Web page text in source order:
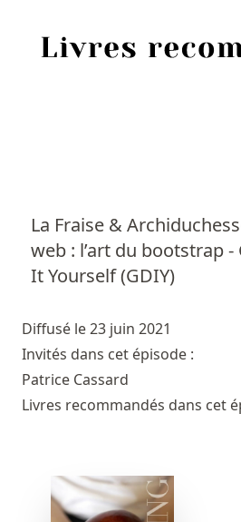
La Fraise &
web : l’art du bootstrap
It Yourself (GDIY)
Diffusé le 23 juin 2021
Invités dans cet épisode :
Patrice Cassard
Livres recommandés dans cet
Personnes
Livres les plus
Prix littéraires